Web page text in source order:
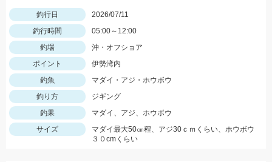
釣行日
2026/07/11
釣行時間
05:00～12:00
釣場
沖・オフショア
ポイント
伊勢湾内
釣魚
マダイ・アジ・ホウボウ
釣り方
ジギング
釣果
マダイ、アジ、ホウボウ
サイズ
マダイ最大50㎝程、アジ30ｃｍくらい、ホウボウ
３０cmくらい